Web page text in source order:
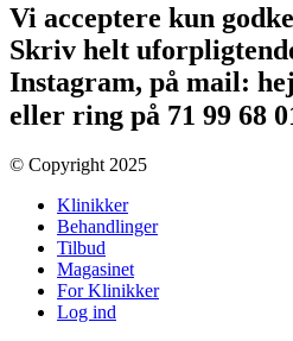
Vi acceptere kun
Skriv helt
Instagram, på mail:
eller ring på 71 99 68
© Copyright 2025​
Klinikker
Behandlinger
Tilbud
Magasinet
For Klinikker
Log ind